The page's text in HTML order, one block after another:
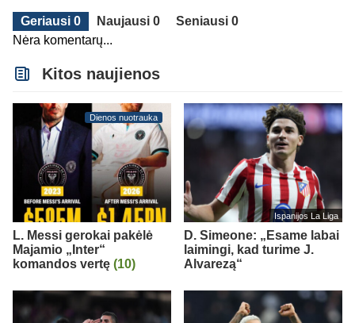
Geriausi 0 Naujausi 0
Seniausi 0
Nėra komentarų...
Kitos naujienos
Dienos nuotrauka
L. Messi gerokai pakėlė
Majamio „Inter“
komandos vertę (10)
Ispanijos La Liga
D. Simeone: „Esame labai
laimingi, kad turime J.
Alvarezą“